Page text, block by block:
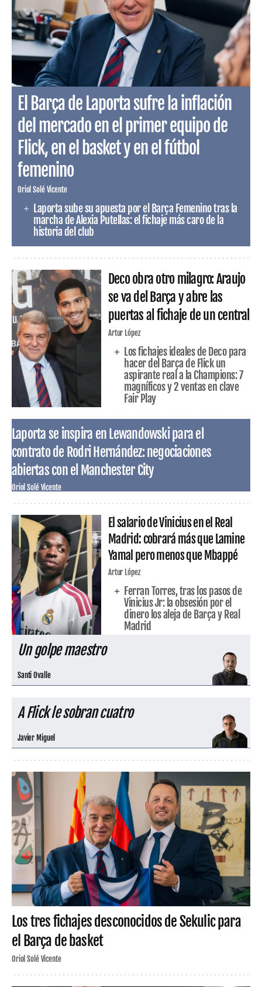
El Barça de Laporta sufre la inflación
del mercado en el primer equipo de
Flick, en el basket y en el fútbol
femenino
Oriol Solé Vicente
Laporta sube su apuesta por el Barça Femenino tras la
marcha de Alexia Putellas: el fichaje más caro de la
historia del club
Deco obra otro milagro: Araujo
se va del Barça y abre las
puertas al fichaje de un central
Artur López
Los fichajes ideales de Deco para
hacer del Barça de Flick un
aspirante real a la Champions: 7
magníficos y 2 ventas en clave
Fair Play
Laporta se inspira en Lewandowski para el
contrato de Rodri Hernández: negociaciones
abiertas con el Manchester City
Oriol Solé Vicente
El salario de Vinicius en el Real
Madrid: cobrará más que Lamine
Yamal pero menos que Mbappé
Artur López
Ferran Torres, tras los pasos de
Vinicius Jr: la obsesión por el
dinero los aleja de Barça y Real
Madrid
Un golpe maestro
Santi Ovalle
A Flick le sobran cuatro
Javier Miguel
Los tres fichajes desconocidos de Sekulic para
el Barça de basket
Oriol Solé Vicente